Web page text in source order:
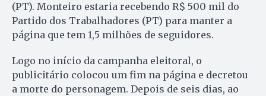
(PT). Monteiro estaria recebendo R$ 500 mil do
Partido dos Trabalhadores (PT) para manter a
página que tem 1,5 milhões de seguidores.
Logo no início da campanha eleitoral, o
publicitário colocou um fim na página e decretou
a morte do personagem. Depois de seis dias, ao